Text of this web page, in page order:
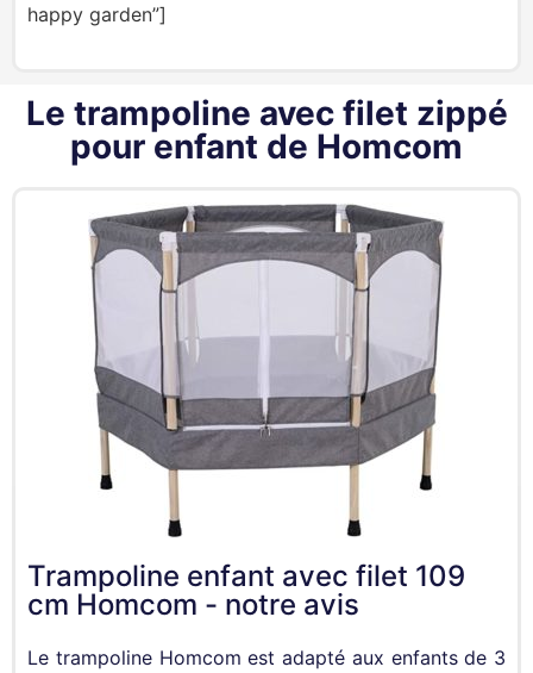
happy garden”]
Le trampoline avec filet zippé
pour enfant de Homcom
Trampoline enfant avec filet 109
cm Homcom - notre avis
Le trampoline Homcom est adapté aux enfants de 3